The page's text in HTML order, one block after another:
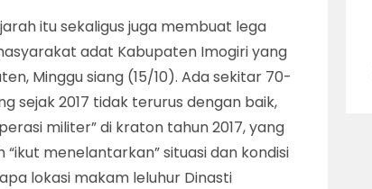
itu sekaligus juga membuat lega
adat Kabupaten Imogiri yang
Minggu siang (15/10). Ada sekitar 70-
sejak 2017 tidak terurus dengan baik,
militer” di kraton tahun 2017, yang
menelantarkan” situasi dan kondisi
lokasi makam leluhur Dinasti